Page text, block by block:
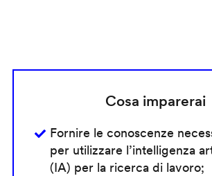
Cosa imparerai
Fornire le conoscenze
per utilizzare l’intelligenza
(IA) per la ricerca di lavoro;